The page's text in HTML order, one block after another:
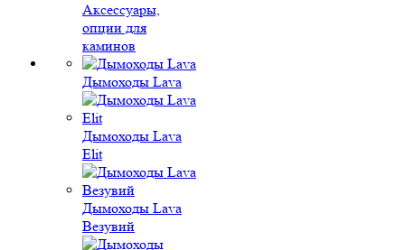
Аксессуары,
опции для
каминов
Дымоходы Lava
Дымоходы Lava
Elit
Дымоходы Lava
Везувий